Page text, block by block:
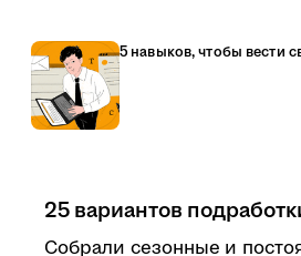
5 навыков, чтобы вести
25 вариантов
Собрали сезонные и